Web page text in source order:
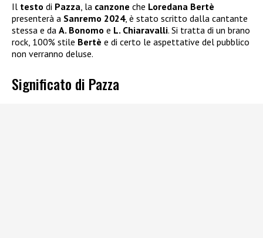
Il testo di Pazza, la canzone che Loredana Bertè
presenterà a Sanremo 2024, è stato scritto dalla cantante
stessa e da A. Bonomo e L. Chiaravalli. Si tratta di un brano
rock, 100% stile Bertè e di certo le aspettative del pubblico
non verranno deluse.
Significato di Pazza